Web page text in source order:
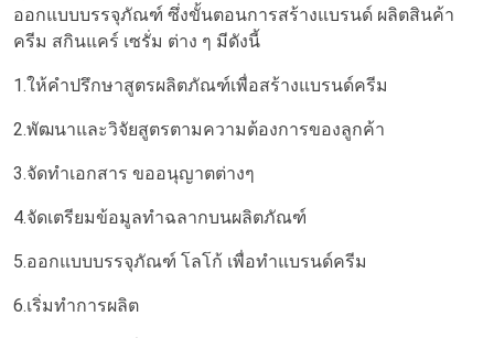
ออกแบบบรรจุภัณฑ์ ซึ่งขั้นตอนการสร้างแบรนด์ ผลิตสินค้า
ครีม สกินแคร์ เซรั่ม ต่าง ๆ มีดังนี้
1.ให้คำปรึกษาสูตรผลิตภัณฑ์เพื่อสร้างแบรนด์ครีม
2.พัฒนาและวิจัยสูตรตามความต้องการของลูกค้า
3.จัดทำเอกสาร ขออนุญาตต่างๆ
4.จัดเตรียมข้อมูลทำฉลากบนผลิตภัณฑ์
5.ออกแบบบรรจุภัณฑ์ โลโก้ เพื่อทำแบรนด์ครีม
6.เริ่มทำการผลิต